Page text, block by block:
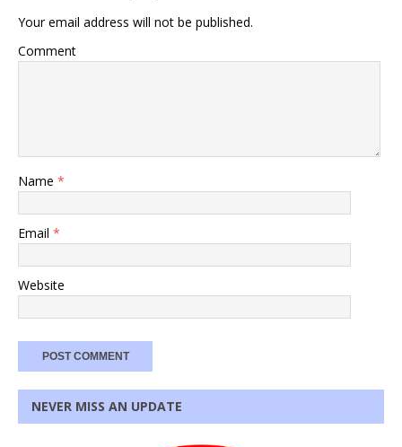
Your email address will not be published.
Comment
Name *
Email *
Website
NEVER MISS AN UPDATE